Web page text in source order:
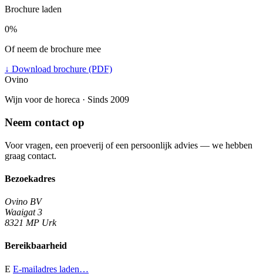
Brochure laden
0%
Of neem de brochure mee
↓ Download brochure (PDF)
Ovino
Wijn voor de horeca · Sinds 2009
Neem contact op
Voor vragen, een proeverij of een persoonlijk advies — we hebben
graag contact.
Bezoekadres
Ovino BV
Waaigat 3
8321 MP Urk
Bereikbaarheid
E E-mailadres laden…